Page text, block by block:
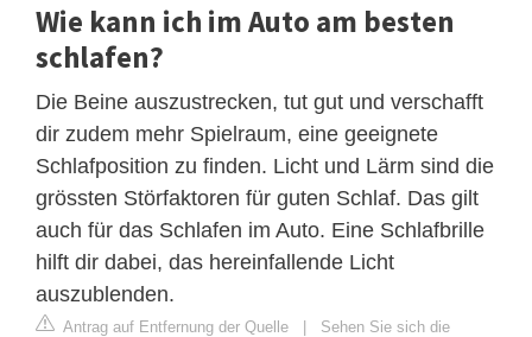
Wie kann ich im Auto am besten
schlafen?
Die Beine auszustrecken, tut gut und verschafft
dir zudem mehr Spielraum, eine geeignete
Schlafposition zu finden. Licht und Lärm sind die
grössten Störfaktoren für guten Schlaf. Das gilt
auch für das Schlafen im Auto. Eine Schlafbrille
hilft dir dabei, das hereinfallende Licht
auszublenden.
Antrag auf Entfernung der Quelle | Sehen Sie sich die